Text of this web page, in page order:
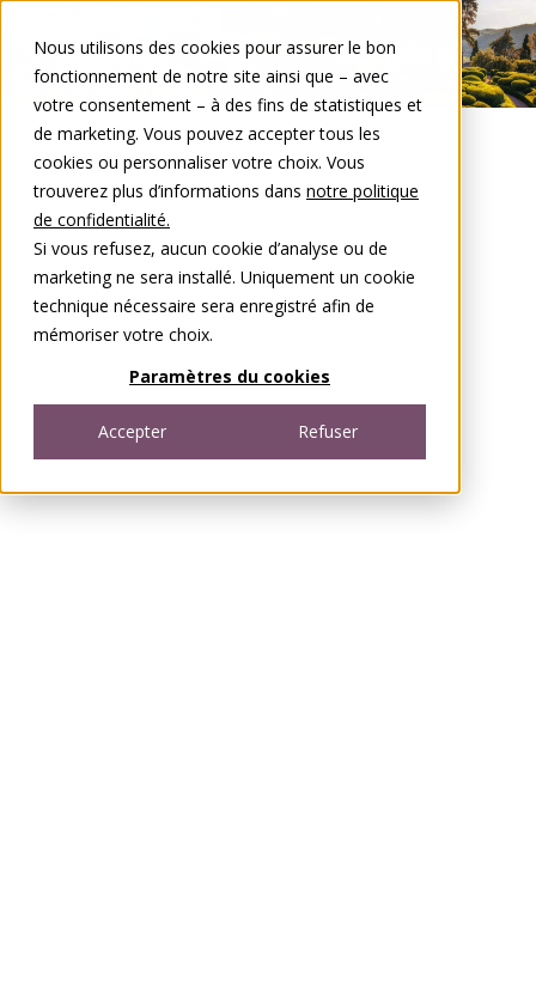
Nous utilisons des cookies pour assurer le bon
fonctionnement de notre site ainsi que – avec
votre consentement – à des fins de statistiques et
de marketing. Vous pouvez accepter tous les
cookies ou personnaliser votre choix. Vous
trouverez plus d’informations dans notre politique
de confidentialité.
Si vous refusez, aucun cookie d’analyse ou de
marketing ne sera installé. Uniquement un cookie
technique nécessaire sera enregistré afin de
mémoriser votre choix.
Paramètres du cookies
Accepter Refuser
DEFR
Open menu